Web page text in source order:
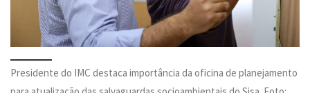
Presidente do IMC destaca importância da oficina de planejamento